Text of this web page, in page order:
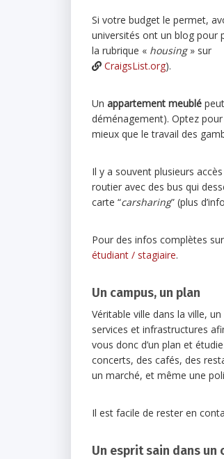
Si votre budget le permet,
universités ont un blog pour
la rubrique « housing» sur
CraigsList.org).
Un appartement meublé
déménagement). Optez
mieux que le travail des
Il y a souvent plusieurs
routier avec des bus qui
carte “carsharing” (plus
Pour des infos complètes
étudiant / stagiaire.
Un campus, un plan
Véritable ville dans la ville, un
services et infrastructures
vous donc d’un plan et
concerts, des cafés, des
un marché, et même une
Il est facile de rester en
Un esprit sain dans un